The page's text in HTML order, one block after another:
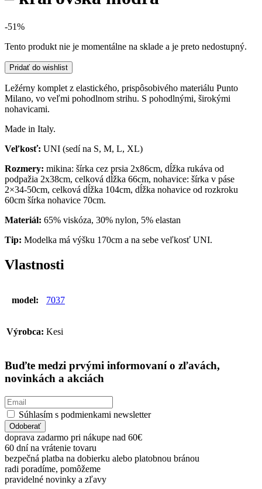
-51%
Tento produkt nie je momentálne na sklade a je preto nedostupný.
Pridať do wishlist
Ležérny komplet z elastického, prispôsobivého materiálu Punto
Milano, vo veľmi pohodlnom strihu. S pohodlnými, širokými
nohavicami.
Made in Italy.
Veľkosť: UNI (sedí na S, M, L, XL)
Rozmery: mikina: šírka cez prsia 2x86cm, dĺžka rukáva od
podpažia 2x38cm, celková dĺžka 66cm, nohavice: šírka v páse
2×34-50cm, celková dĺžka 104cm, dĺžka nohavice od rozkroku
60cm šírka nohavice 70cm.
Materiál: 65% viskóza, 30% nylon, 5% elastan
Tip: Modelka má výšku 170cm a na sebe veľkosť UNI.
Vlastnosti
model: 7037
Výrobca: Kesi
Buďte medzi prvými informovaní o zľavách,
novinkách a akciách
Súhlasím s podmienkami newsletter
Odoberať
doprava zadarmo pri nákupe nad 60€
60 dní na vrátenie tovaru
bezpečná platba na dobierku alebo platobnou bránou
radi poradíme, pomôžeme
pravidelné novinky a zľavy